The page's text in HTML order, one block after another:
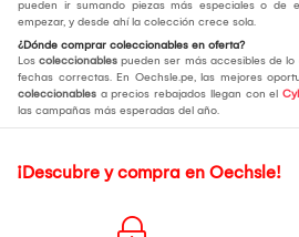
pueden ir sumando piezas más especiales o de
empezar, y desde ahí la colección crece sola.
¿Dónde comprar coleccionables en oferta?
Los coleccionables pueden ser más accesibles de
fechas correctas. En Oechsle.pe, las mejores
coleccionables a precios rebajados llegan con el
las campañas más esperadas del año.
¡Descubre y compra en Oechsle!